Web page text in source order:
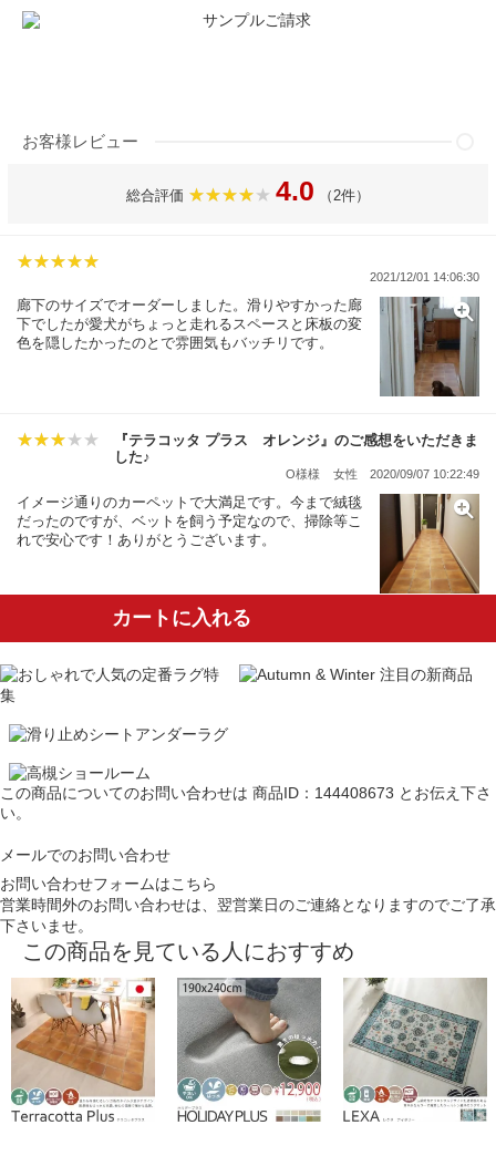
お客様レビュー
総合評価 4.0 （2件）
2021/12/01 14:06:30
廊下のサイズでオーダーしました。滑りやすかった廊
下でしたが愛犬がちょっと走れるスペースと床板の変
色を隠したかったのとで雰囲気もバッチリです。
『テラコッタ プラス オレンジ』のご感想をいただきま
した♪
O様様 女性 2020/09/07 10:22:49
イメージ通りのカーペットで大満足です。今まで絨毯
だったのですが、ベットを飼う予定なので、掃除等こ
れで安心です！ありがとうございます。
カートに入れる
この商品についてのお問い合わせは 商品ID：144408673 とお伝え下さ
い。
メールでのお問い合わせ
お問い合わせフォームはこちら
営業時間外のお問い合わせは、翌営業日のご連絡となりますのでご了承
下さいませ。
この商品を見ている人におすすめ